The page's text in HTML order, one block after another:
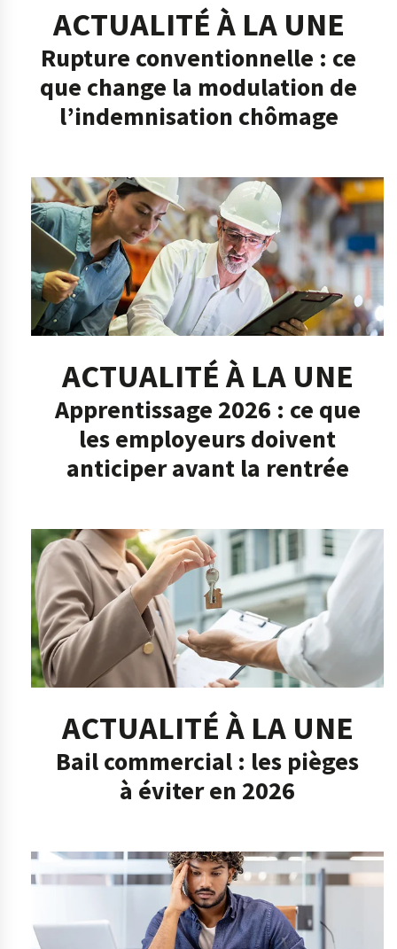
ACTUALITÉ À LA UNE
Rupture conventionnelle : ce
que change la modulation de
l’indemnisation chômage
ACTUALITÉ À LA UNE
Apprentissage 2026 : ce que
les employeurs doivent
anticiper avant la rentrée
ACTUALITÉ À LA UNE
Bail commercial : les pièges
à éviter en 2026